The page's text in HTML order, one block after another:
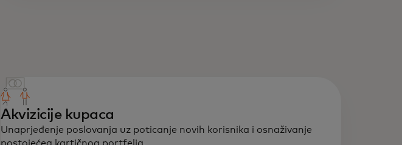
Akvizicije kupaca
Unaprjeđenje poslovanja uz poticanje novih korisnika i osnaživanje